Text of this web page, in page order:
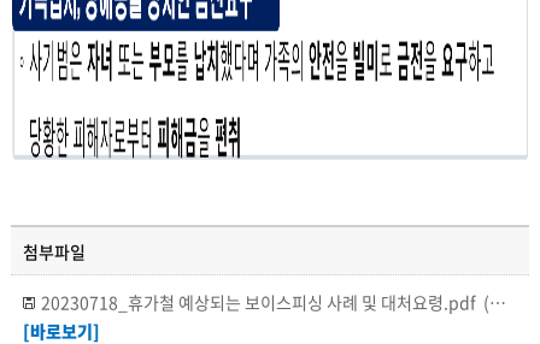
첨부파일
20230718_휴가철 예상되는 보이스피싱 사례 및 대처요령.pdf (다운로드 : 1067회)
[바로보기]